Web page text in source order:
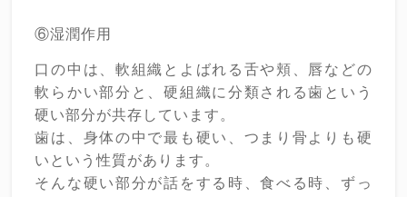
⑥湿潤作用
口の中は、軟組織とよばれる舌や頬、唇などの
軟らかい部分と、硬組織に分類される歯という
硬い部分が共存しています。
歯は、身体の中で最も硬い、つまり骨よりも硬
いという性質があります。
そんな硬い部分が話をする時、食べる時、ずっ